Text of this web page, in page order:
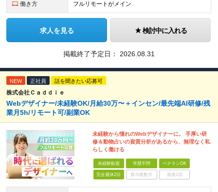
働き方 フルリモートがメイン
求人を見る 検討中に入れる
掲載終了予定日： 2026.08.31
NEW 正社員 話を聞きたい応募可
株式会社Ｃａｄｄｉｅ
Webデザイナー/未経験OK/月給30万〜＋インセン/最先端AI研修/残
業月5h/リモート可/副業OK
未経験から憧れのWebデザイナーに。 手厚い研
修＆動物占いの資質分析があるから、無理なく私
らしく働ける
未経験歓迎 学歴不問 ベテランOK
完全週休2日 賞与複数月 面接1回